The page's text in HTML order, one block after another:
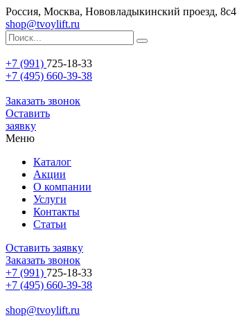
Россия, Москва, Нововладыкинский проезд, 8с4
shop@tvoylift.ru
+7 (991) 725-18-33
+7 (495) 660-39-38
Заказать звонок
Оставить
заявку
Меню
Каталог
Акции
О компании
Услуги
Контакты
Статьи
Оставить заявку
Заказать звонок
+7 (991) 725-18-33
+7 (495) 660-39-38
shop@tvoylift.ru